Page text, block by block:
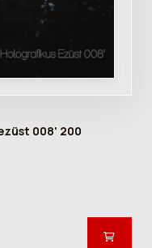
008' 200